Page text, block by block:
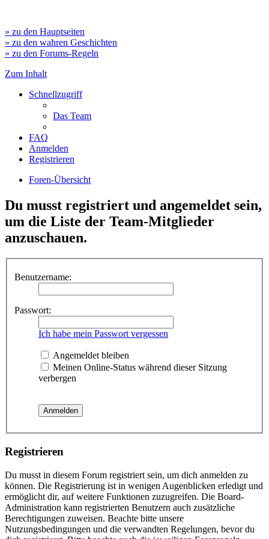
» zu den Hauptseiten
» zu den wahren Geschichten
» zu den Forums-Regeln
Zum Inhalt
Schnellzugriff
Das Team
FAQ
Anmelden
Registrieren
Foren-Übersicht
Du musst registriert und angemeldet sein,
um die Liste der Team-Mitglieder
anzuschauen.
Benutzername:
Passwort:
Ich habe mein Passwort vergessen
Angemeldet bleiben
Meinen Online-Status während dieser Sitzung
verbergen
Registrieren
Du musst in diesem Forum registriert sein, um dich anmelden zu
können. Die Registrierung ist in wenigen Augenblicken erledigt und
ermöglicht dir, auf weitere Funktionen zuzugreifen. Die Board-
Administration kann registrierten Benutzern auch zusätzliche
Berechtigungen zuweisen. Beachte bitte unsere
Nutzungsbedingungen und die verwandten Regelungen, bevor du